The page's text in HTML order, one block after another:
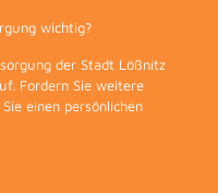
wichtig?
der Stadt Lößnitz
Fordern Sie weitere
einen persönlichen